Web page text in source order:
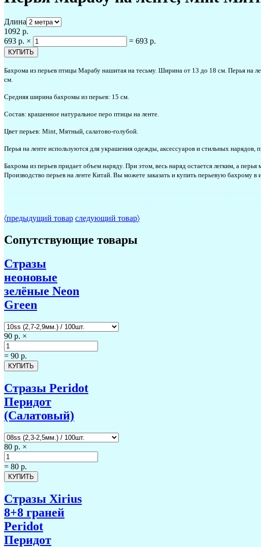
Длина
1092 р.
693 р. × = 693 р.
Бахрома из перьев птицы Марабу нашитая на тесьму. Ширина от 13 до 18 см. Перья на
см.
Средняя ширина бахромы из перьев: 15 см.
Состав: крашенное натуральное перо птицы на ленте.
Цвет перьев: Mint, Мятный, салатово-голубой.
Перья на ленте используются для украшения одежды, аксессуаров и стильных
Бахрома из перьев придает объем наряду. При этом, весь наряд остается легким, а
Производство перьев на ленте Китай. Вы можете заказать и купить перьевую бахрому в
〈предыдущий товар следующий товар〉
Сопутствующие товары
Стразы
неоновые
зелёные Neon
Green
90 р. ×
= 90 р.
Стразы Peridot
Перидот
(Салатовый)
80 р. ×
= 80 р.
Стразы Xirius
8+8 граней
Peridot
Перидот